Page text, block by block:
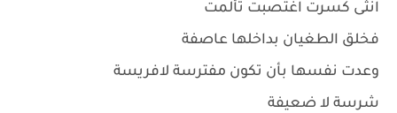
انثى كسرت اغتصبت تألمت
فخلق الطغيان بداخلها عاصفة
وعدت نفسها بأن تكون مفترسة لافريسة
شرسة لا ضعيفة